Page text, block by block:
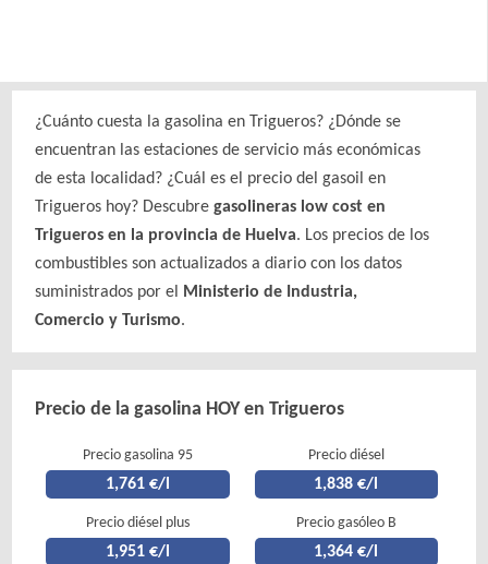
¿Cuánto cuesta la gasolina en Trigueros? ¿Dónde se
encuentran las estaciones de servicio más económicas
de esta localidad? ¿Cuál es el precio del gasoil en
Trigueros hoy? Descubregasolineras low cost en
Trigueros en la provincia de Huelva. Los precios de los
combustibles son actualizados a diario con los datos
suministrados por el
Ministerio de Industria,
Comercio y Turismo.
Precio de la gasolina HOY en Trigueros
Precio gasolina 95
1,761 €/l
Precio diésel
1,838 €/l
Precio diésel plus
1,951 €/l
Precio gasóleo B
1,364 €/l